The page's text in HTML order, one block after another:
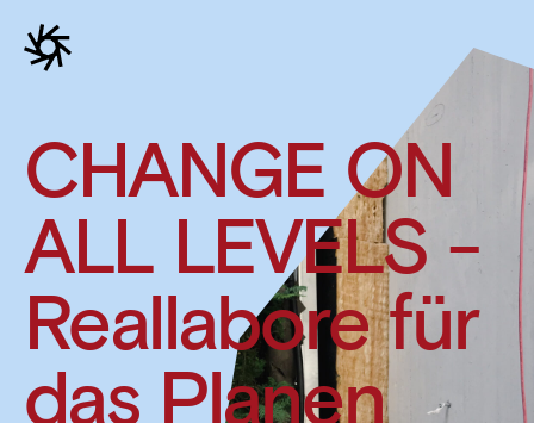
CHANGE ON
ALL LEVELS -
Reallabore für
das Planen